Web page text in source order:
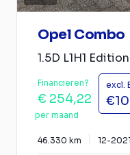
Opel Combo
1.5D L1H1
Financieren?
€ 254,22
per maand
excl.
46.330 km 12-2021